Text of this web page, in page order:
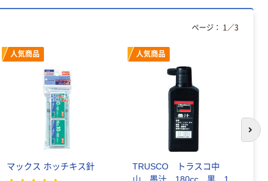
人気商品
マックス ホッチキス針
人気商品
TRUSCO トラスコ中
ページ： 1／3
次